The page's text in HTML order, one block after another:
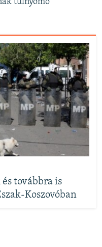
továbbra is
Koszovóban